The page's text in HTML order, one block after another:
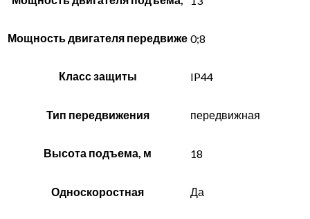
Мощность двигателя передвиже 0;8
Класс защиты IP44
Тип передвижения передвижная
Высота подъема, м 18
Односкоростная Да